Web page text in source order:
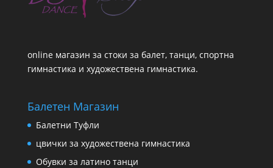
online магазин за стоки за балет, танци, спортна
гимнастика и художествена гимнастика.
Балетен Магазин
Балетни Туфли
цвички за художествена гимнастика
Обувки за латино танци